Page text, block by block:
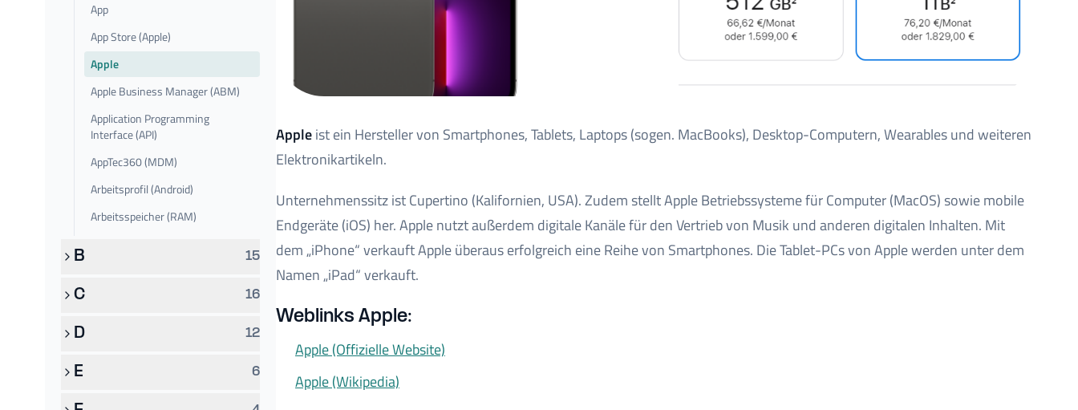
App
App Store (Apple)
Apple
Apple Business Manager (ABM)
Application Programming
Interface (API)
AppTec360 (MDM)
Arbeitsprofil (Android)
Arbeitsspeicher (RAM)
B 15
C 16
D 12
E 6
Appleist ein Hersteller von Smartphones, Tablets, Laptops (sogen. MacBooks), Desktop-Computern, Wearables und weiteren
Elektronikartikeln.
Unternehmenssitz ist Cupertino (Kalifornien, USA). Zudem stellt Apple Betriebssysteme für Computer (MacOS) sowie mobile
Endgeräte (iOS) her. Apple nutzt außerdem digitale Kanäle für den Vertrieb von Musik und anderen digitalen Inhalten. Mit
dem „iPhone“ verkauft Apple überaus erfolgreich eine Reihe von Smartphones. Die Tablet-PCs von Apple werden unter dem
Namen „iPad“ verkauft.
Weblinks Apple:
Apple (Offizielle Website)
Apple (Wikipedia)